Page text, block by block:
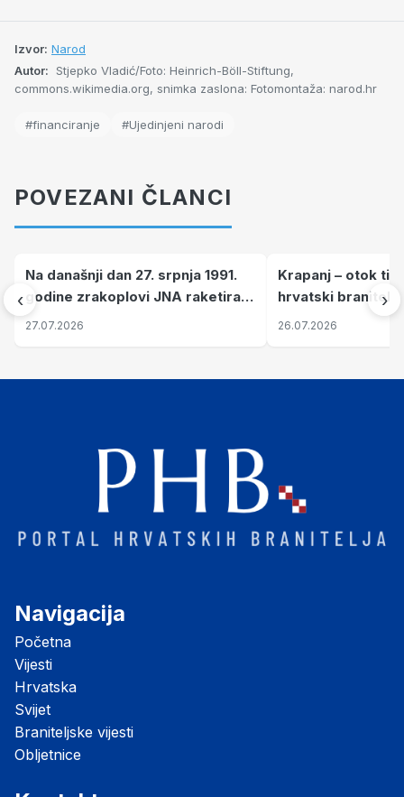
Izvor: Narod
Autor: Stjepko Vladić/Foto: Heinrich-Böll-Stiftung,
commons.wikimedia.org, snimka zaslona: Fotomontaža: narod.hr
#financiranje #Ujedinjeni narodi
POVEZANI ČLANCI
‹
Na današnji dan 27. srpnja 1991.
godine zrakoplovi JNA raketirali
su vojarnu i obučni centar "Nikola
27.07.2026
Krapanj – otok
hrvatski branitelji
pronalaze mir
26.07.2026
›
Navigacija
Početna
Vijesti
Hrvatska
Svijet
Braniteljske vijesti
Obljetnice